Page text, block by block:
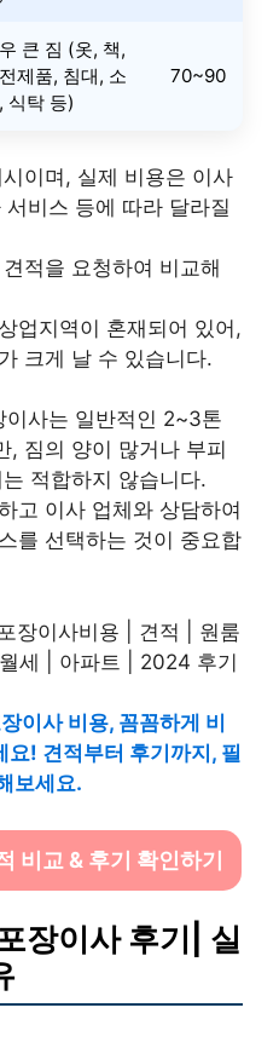
큰 짐 (옷, 책,
제품, 침대, 소
식탁 등)
70~90
이며, 실제 비용은 이사
비스 등에 따라 달라질
적을 요청하여 비교해
업지역이 혼재되어 있어,
크게 날 수 있습니다.
이사는 일반적인 2~3톤
, 짐의 양이 많거나 부피
적합하지 않습니다.
고 이사 업체와 상담하여
를 선택하는 것이 중요합
이사 비용, 꼼꼼하게 비
! 견적부터 후기까지, 필
보세요.
비교 & 후기 확인하기
장이사 후기| 실